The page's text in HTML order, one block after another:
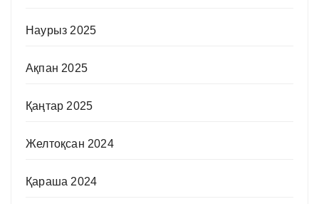
Наурыз 2025
Ақпан 2025
Қаңтар 2025
Желтоқсан 2024
Қараша 2024